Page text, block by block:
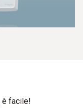
è facile!